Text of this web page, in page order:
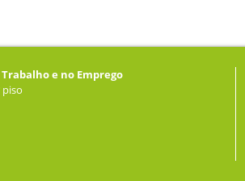
e no Emprego
piso